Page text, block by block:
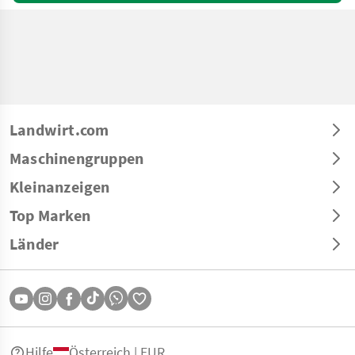
Landwirt.com
Maschinengruppen
Kleinanzeigen
Top Marken
Länder